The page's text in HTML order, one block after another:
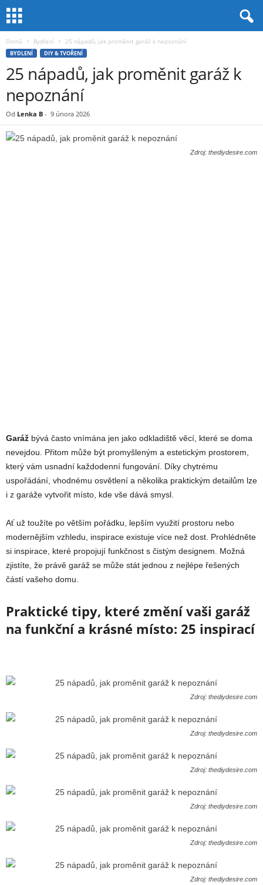
Domů Bydlení 25 nápadů, jak proměnit garáž k nepoznání
BYDLENÍ DIY & TVOŘENÍ
25 nápadů, jak proměnit garáž k
nepoznání
Od Lenka B - 9 února 2026
Zdroj: thediydesire.com
Garáž bývá často vnímána jen jako odkladiště věcí, které se doma
nevejdou. Přitom může být promyšleným a estetickým prostorem,
který vám usnadní každodenní fungování. Díky chytrému
uspořádání, vhodnému osvětlení a několika praktickým detailům lze
i z garáže vytvořit místo, kde vše dává smysl.
Ať už toužíte po větším pořádku, lepším využití prostoru nebo
modernějším vzhledu, inspirace existuje více než dost. Prohlédněte
si inspirace, které propojují funkčnost s čistým designem. Možná
zjistíte, že právě garáž se může stát jednou z nejlépe řešených
částí vašeho domu.
Praktické tipy, které změní vaši garáž
na funkční a krásné místo: 25 inspirací
Zdroj: thediydesire.com
Zdroj: thediydesire.com
Zdroj: thediydesire.com
Zdroj: thediydesire.com
Zdroj: thediydesire.com
Zdroj: thediydesire.com